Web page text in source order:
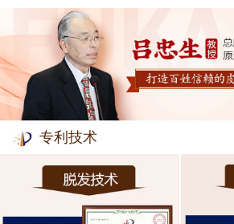
专利技术